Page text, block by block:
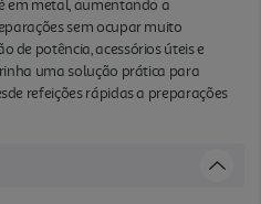
em metal, aumentando a
sem ocupar muito
de potência, acessórios úteis e
uma solução prática para
refeições rápidas a preparações